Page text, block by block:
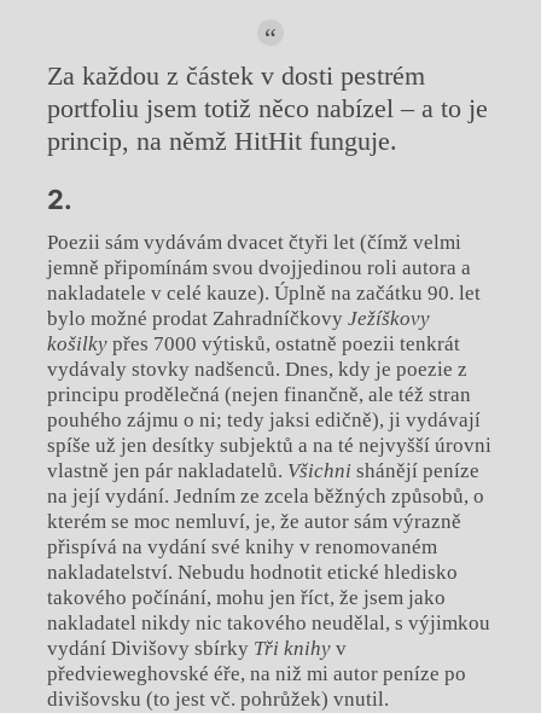
Za každou z částek v dosti pestrém
portfoliu jsem totiž něco nabízel – a to je
princip, na němž HitHit funguje.
2.
Poezii sám vydávám dvacet čtyři let (čímž velmi
jemně připomínám svou dvojjedinou roli autora a
nakladatele v celé kauze). Úplně na začátku 90. let
bylo možné prodat Zahradníčkovy Ježíškovy
košilky přes 7000 výtisků, ostatně poezii tenkrát
vydávaly stovky nadšenců. Dnes, kdy je poezie z
principu prodělečná (nejen finančně, ale též stran
pouhého zájmu o ni; tedy jaksi edičně), ji vydávají
spíše už jen desítky subjektů a na té nejvyšší úrovni
vlastně jen pár nakladatelů. Všichni shánějí peníze
na její vydání. Jedním ze zcela běžných způsobů, o
kterém se moc nemluví, je, že autor sám výrazně
přispívá na vydání své knihy v renomovaném
nakladatelství. Nebudu hodnotit etické hledisko
takového počínání, mohu jen říct, že jsem jako
nakladatel nikdy nic takového neudělal, s výjimkou
vydání Divišovy sbírky Tři knihy v
předvieweghovské éře, na niž mi autor peníze po
divišovsku (to jest vč. pohrůžek) vnutil.